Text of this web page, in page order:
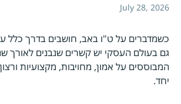
July 28, 2026
כשמדברים על ט"ו באב, חושבים בדרך כלל
גם בעולם העסקי יש קשרים שנבנים לאורך
המבוססים על אמון, מחויבות, מקצועיות
יחד.